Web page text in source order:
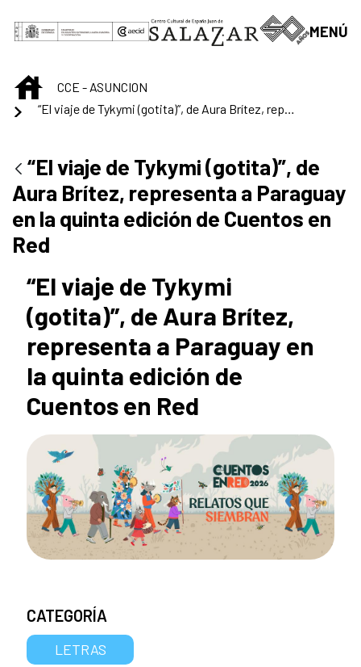
Saltar al contenido principal
MENÚ
INICIOCCE - ASUNCION
“El viaje de Tykymi (gotita)”, de
Aura Brítez, representa a Paraguay
en la quinta edición de Cuentos en
Red
“El viaje de Tykymi
(gotita)”, de Aura Brítez,
representa a Paraguay en
la quinta edición de
Cuentos en Red
CATEGORÍA
LETRAS